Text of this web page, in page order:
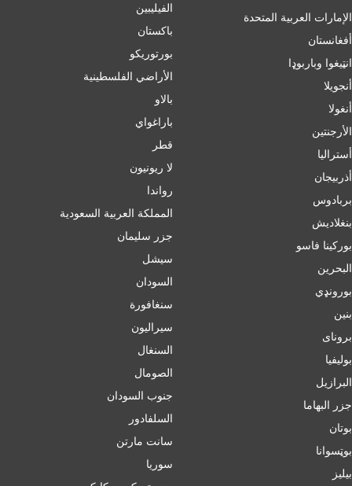
الإمارات العربية المتحدة
أفغانستان
انټیغوا وباربوډا
أنجويلا
أنغولا
الأرجنتين
أسترالیا
أذربيجان
بربادوس
بنغلاديش
بورکینا فاسو
البحرين
بورونډي
بنين
برونای
بوليفيا
البرازيل
جزر البهاما
بوتان
بوټسوانا
بيليز
الفيليبين
باكستان
بورتوريكو
الأراضي الفلسطينية
بالاو
باراغواي
قطر
لا ريونيون
رواندا
المملكة العربية السعودية
جزر سليمان
سيشل
السودان
سنغافورة
سيراليون
السنغال
الصومال
جنوب السودان
السلفادور
سانت مارتن
سوريا